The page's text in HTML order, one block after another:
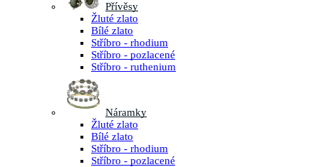
Přívěsy
Žluté zlato
Bílé zlato
Stříbro - rhodium
Stříbro - pozlacené
Stříbro - ruthenium
Náramky
Žluté zlato
Bílé zlato
Stříbro - rhodium
Stříbro - pozlacené